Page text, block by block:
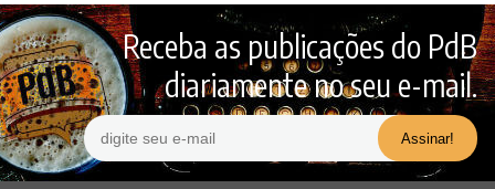
Receba as publicações do PdB
diariamente no seu e-mail.